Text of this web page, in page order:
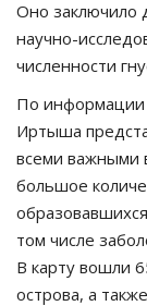
Оно заключило
научно-
численности
По информации
Иртыша
всеми важными
большое
том числе
В карту вошли
острова, а